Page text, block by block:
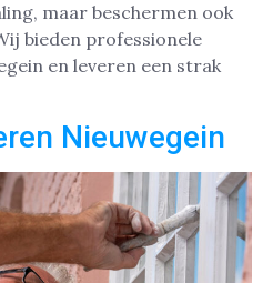
maar beschermen ook
bieden professionele
en leveren een strak
Nieuwegein